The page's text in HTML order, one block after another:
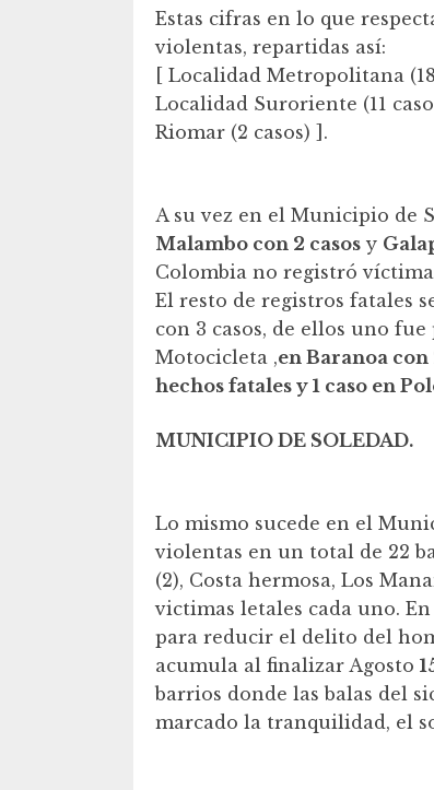
Estas cifras en lo que
violentas, repartidas así:
[ Localidad Metropolitana
Localidad Suroriente (11
Riomar (2 casos) ].
A su vez en el Municipio de
Malambo con 2 casos y
Colombia no registró
El resto de registros fatales
con 3 casos, de ellos uno
Motocicleta ,en Baranoa con
hechos fatales y 1 caso en
MUNICIPIO DE SOLEDAD.
Lo mismo sucede en el
violentas en un total de 22
(2), Costa hermosa, Los
victimas letales cada uno.
para reducir el delito del
acumula al finalizar Agosto
barrios donde las balas del
marcado la tranquilidad, el